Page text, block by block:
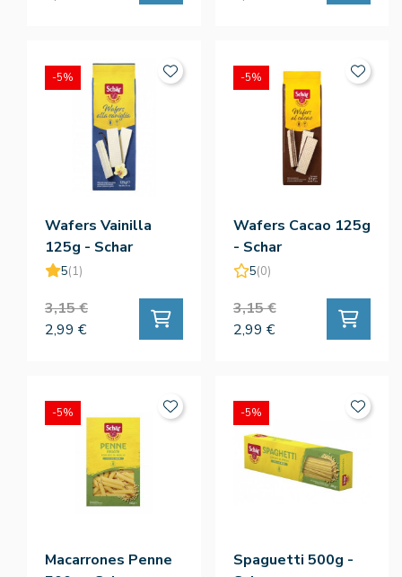
Wafers Vainilla
125g - Schar
5(1)
3,15 €
2,99 €
-5%
Wafers Cacao 125g
- Schar
5(0)
3,15 €
2,99 €
-5%
Macarrones Penne
-5%
Spaguetti 500g -
-5%